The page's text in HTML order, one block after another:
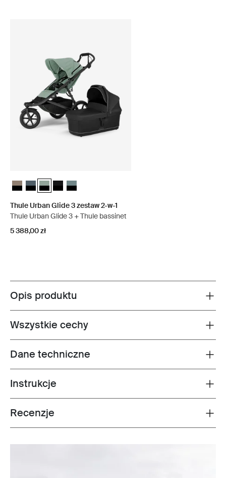
Thule Urban Glide 3 zestaw 2-w-1 Tinted Taupe on Black
Thule Urban Glide 3 zestaw 2-w-1 Ciemny łupek na czarnym
Thule Urban Glide 3 zestaw 2-w-1 Zielony mglisty na
Thule Urban Glide 3 zestaw 2-w-1 Czarny na czarnym
Thule Urban Glide 3 zestaw 2-w-1 Średni
Thule Urban Glide 3 zestaw 2-w-1
Thule Urban Glide 3 + Thule bassinet
5 388,00 zł
Toggle overview
Opis produktu
Toggle features
Wszystkie cechy
Toggle techspec
Dane techniczne
Toggle guides and instructions
Instrukcje
Toggle overview
Recenzje